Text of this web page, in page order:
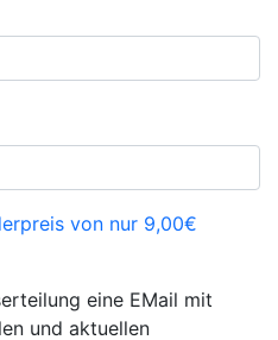
von nur 9,00€
eine EMail mit
und aktuellen